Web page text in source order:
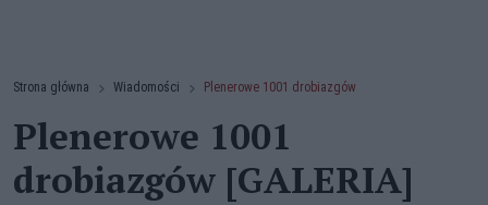
Strona główna Wiadomości Plenerowe 1001 drobiazgów
Plenerowe 1001
drobiazgów [GALERIA]